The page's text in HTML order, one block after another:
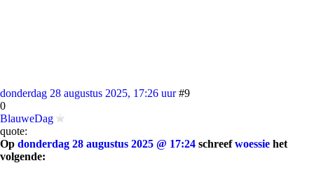
donderdag 28 augustus 2025, 17:26 uur #9
0
BlauweDag
quote:
Op donderdag 28 augustus 2025 @ 17:24 schreefwoessie het
volgende: